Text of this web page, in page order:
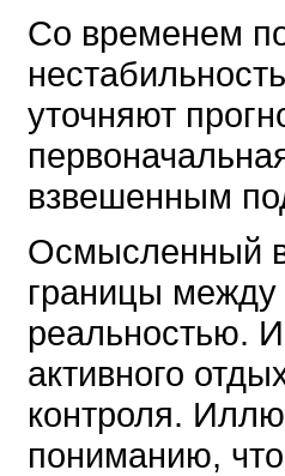
Со временем
уточняют
взвешенным
Осмысленный
границы между
реальностью.
активного
контроля.
пониманию,